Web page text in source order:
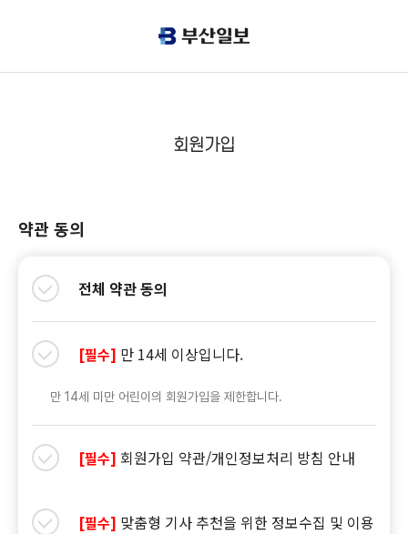
회원가입
약관 동의
전체 약관 동의
[필수] 만 14세 이상입니다.
만 14세 미만 어린이의 회원가입을 제한합니다.
[필수] 회원가입 약관/개인정보처리 방침 안내
[필수] 맞춤형 기사 추천을 위한 정보수집 및 이용